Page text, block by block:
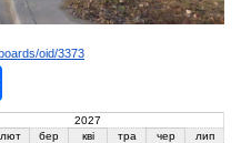
oid/3373
2027
лют бер кві тра чер лип